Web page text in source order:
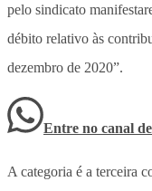
pelo sindicato
débito relativo às
dezembro de 2020”.
Entre no canal
A categoria é a terceira